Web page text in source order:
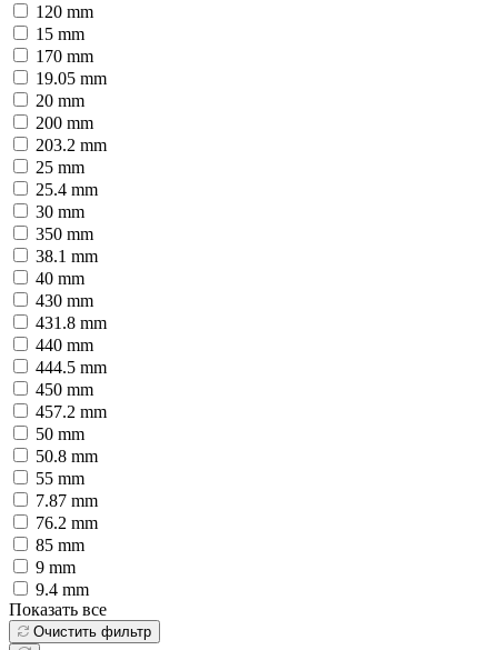
120 mm
15 mm
170 mm
19.05 mm
20 mm
200 mm
203.2 mm
25 mm
25.4 mm
30 mm
350 mm
38.1 mm
40 mm
430 mm
431.8 mm
440 mm
444.5 mm
450 mm
457.2 mm
50 mm
50.8 mm
55 mm
7.87 mm
76.2 mm
85 mm
9 mm
9.4 mm
Показать все
Очистить фильтр